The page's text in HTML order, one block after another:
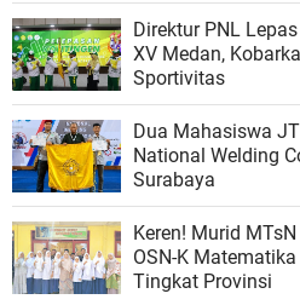
Direktur PNL
XV Medan,
Sportivitas
Dua Mahasiswa
National Welding
Surabaya
Keren! Murid
OSN-K
Tingkat Provinsi